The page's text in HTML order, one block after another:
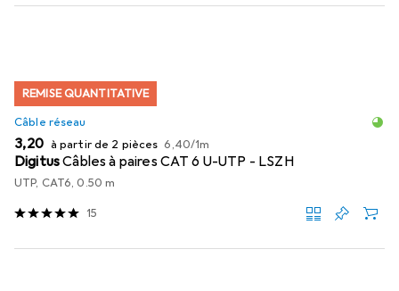
REMISE QUANTITATIVE
Câble réseau
EUR
3,20 à partir de 2 pièces EUR
6,40/1m
DigitusCâbles à paires CAT 6 U-UTP - LSZH
UTP, CAT6, 0.50 m
15